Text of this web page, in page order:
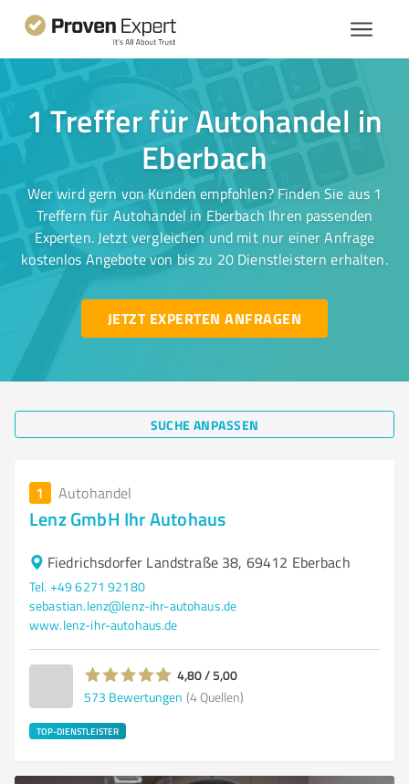
1 Treffer für Autohandel in
Eberbach
Wer wird gern von Kunden empfohlen? Finden Sie aus 1
Treffern für Autohandel in Eberbach Ihren passenden
Experten. Jetzt vergleichen und mit nur einer Anfrage
kostenlos Angebote von bis zu 20 Dienstleistern erhalten.
JETZT EXPERTEN ANFRAGEN
SUCHE ANPASSEN
1 Autohandel
Lenz GmbH Ihr Autohaus
Fiedrichsdorfer Landstraße 38, 69412 Eberbach
Tel. +49 6271 92180
sebastian.lenz@lenz-ihr-autohaus.de
www.lenz-ihr-autohaus.de
4,80 / 5,00
573 Bewertungen (4 Quellen)
TOP-DIENSTLEISTER